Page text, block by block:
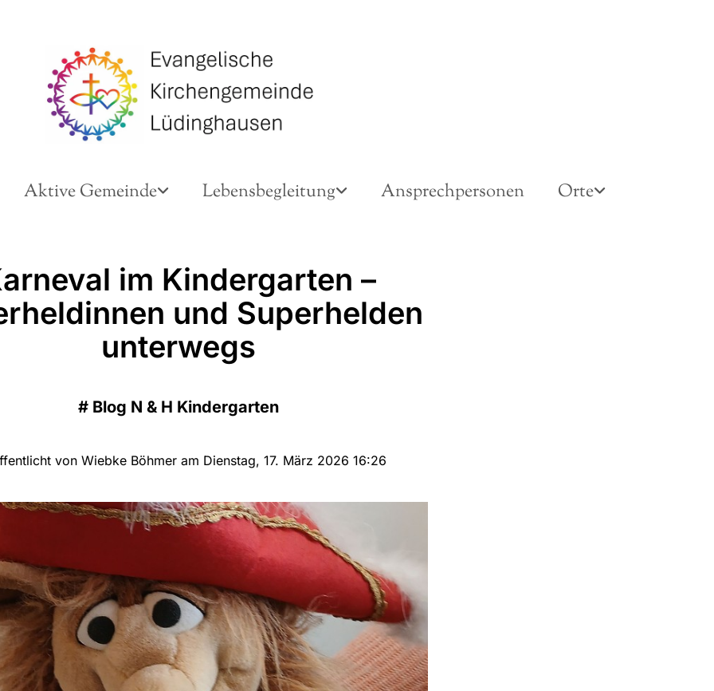
Aktive Gemeinde Lebensbegleitung Ansprechpersonen Orte
im Kindergarten –
und Superhelden
unterwegs
# Blog N & H Kindergarten
von Wiebke Böhmer am Dienstag, 17. März 2026 16:26